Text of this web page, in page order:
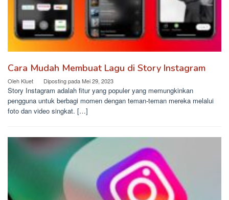
Cara Mudah Membuat Lagu di Story Instagram
Oleh Kluet Diposting padaMei 29, 2023
Story Instagram adalah fitur yang populer yang memungkinkan
pengguna untuk berbagi momen dengan teman-teman mereka melalui
foto dan video singkat. […]